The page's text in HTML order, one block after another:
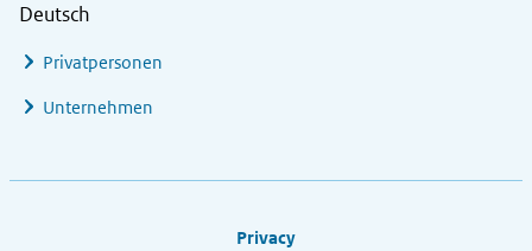
Deutsch
Privatpersonen
Unternehmen
Privacy